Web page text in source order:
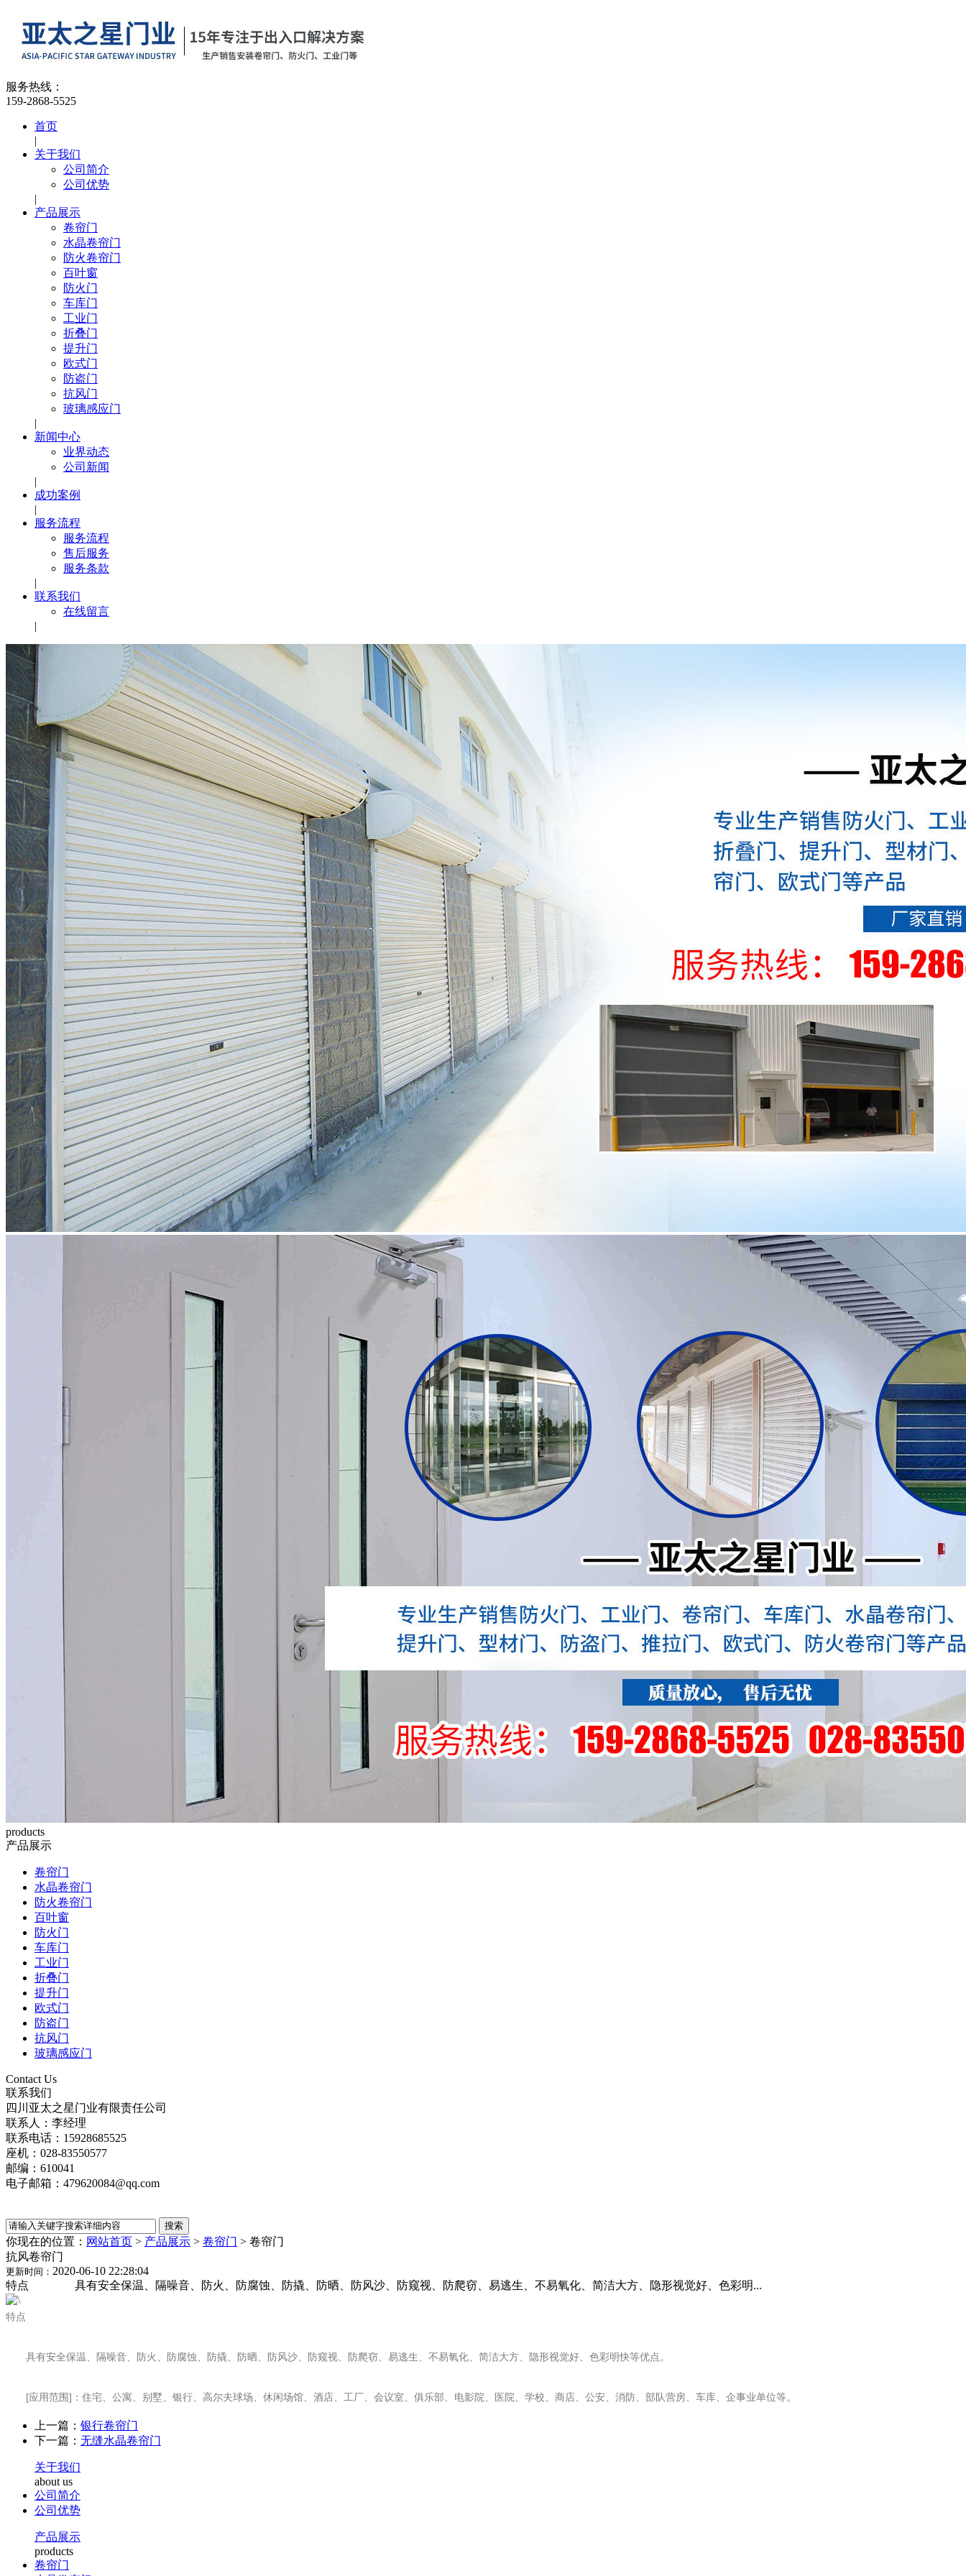
服务热线：
159-2868-5525
首页
|
关于我们
公司简介
公司优势
|
产品展示
卷帘门
水晶卷帘门
防火卷帘门
百叶窗
防火门
车库门
工业门
折叠门
提升门
欧式门
防盗门
抗风门
玻璃感应门
|
新闻中心
业界动态
公司新闻
|
成功案例
|
服务流程
服务流程
售后服务
服务条款
|
联系我们
在线留言
|
products
产品展示
卷帘门
水晶卷帘门
防火卷帘门
百叶窗
防火门
车库门
工业门
折叠门
提升门
欧式门
防盗门
抗风门
玻璃感应门
Contact Us
联系我们
四川亚太之星门业有限责任公司
联系人：李经理
联系电话：15928685525
座机：028-83550577
邮编：610041
电子邮箱：479620084@qq.com
你现在的位置： 网站首页 > 产品展示 > 卷帘门 > 卷帘门
抗风卷帘门
更新时间： 2020-06-10 22:28:04
特点 具有安全保温、隔噪音、防火、防腐蚀、防撬、防晒、防风沙、防窥视、防爬窃、易逃生、不易氧化、简洁大方、隐形视觉好、色彩明...
特点
具有安全保温、隔噪音、防火、防腐蚀、防撬、防晒、防风沙、防窥视、防爬窃、易逃生、不易氧化、简洁大方、隐形视觉好、色彩明快等优点。
[应用范围]：住宅、公寓、别墅、银行、高尔夫球场、休闲场馆、酒店、工厂、会议室、俱乐部、电影院、医院、学校、商店、公安、消防、部队营房、车库、企事业单位等。
上一篇： 银行卷帘门
下一篇： 无缝水晶卷帘门
关于我们
about us
公司简介
公司优势
产品展示
products
卷帘门